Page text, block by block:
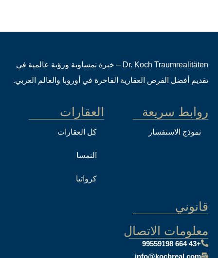
Dr. Koch Traumrealitäten – خبرة نمساوية ورؤية عالمية في
تقديم أفضل الفرص العقارية الفاخرة في أوروبا والعالم العربي.
روابط سريعة
نموذج الاستفسار
العقارات
كل العقارات
النمسا
كرواتيا
قانوني
معلومات الاتصال
+43 664 99559198